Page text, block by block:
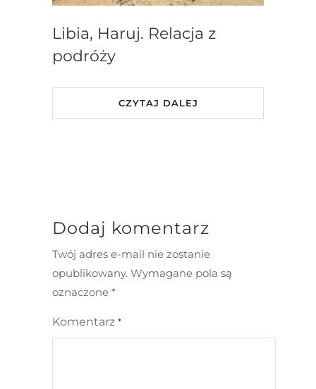
Libia, Haruj. Relacja z
podróży
CZYTAJ DALEJ
Dodaj komentarz
Twój adres e-mail nie zostanie
opublikowany. Wymagane pola są
oznaczone *
Komentarz *